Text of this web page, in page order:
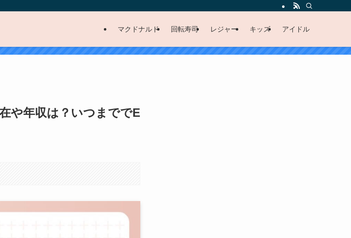
マクドナルド 回転寿司 レジャー キッズ アイドル
や年収は？いつまででE